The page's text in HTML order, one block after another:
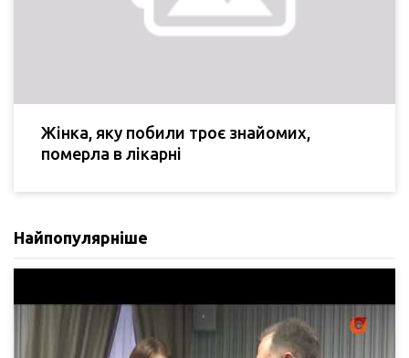
Жінка, яку побили троє знайомих,
померла в лікарні
Найпопулярніше